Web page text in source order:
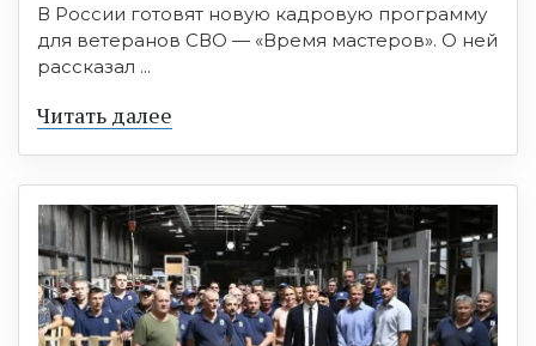
В России готовят новую кадровую программу
для ветеранов СВО — «Время мастеров». О ней
рассказал ...
Читать далее